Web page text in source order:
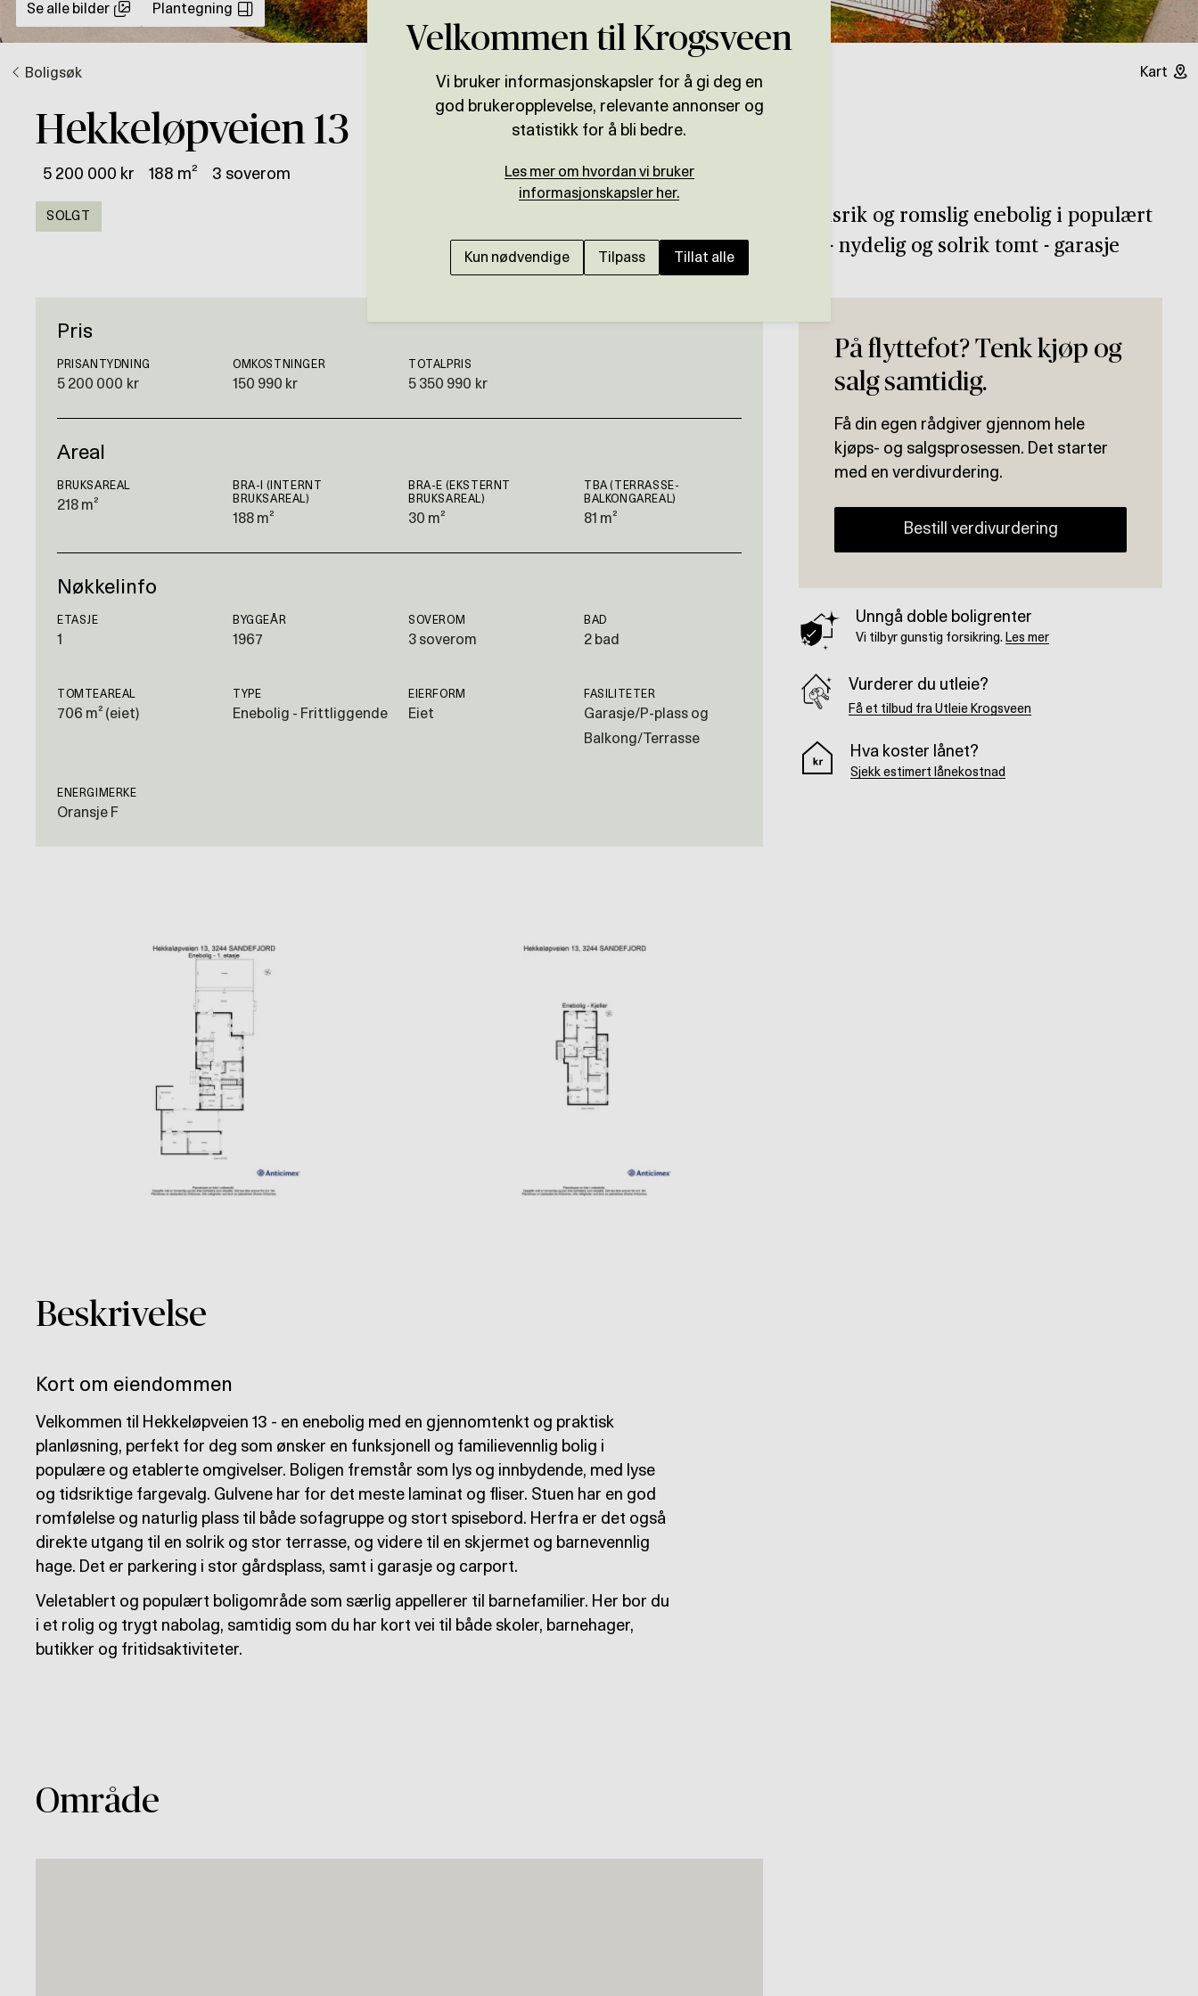
Se alle bilder Plantegning
Boligsøk Kart
Hekkeløpveien 13
5 200 000 kr 188 m² 3 soverom
SOLGT
BUGÅRDEN
Bud innkommet - Innholdsrik og romslig enebolig i populært
og barnevennlig område - nydelig og solrik tomt - garasje
Pris
PRISANTYDNING
5 200 000 kr
OMKOSTNINGER
150 990 kr
TOTALPRIS
5 350 990 kr
Areal
BRUKSAREAL
218 m²
BRA-I (INTERNT
BRUKSAREAL)
188 m²
BRA-E (EKSTERNT
BRUKSAREAL)
30 m²
TBA (TERRASSE-
BALKONGAREAL)
81 m²
Nøkkelinfo
ETASJE
1
BYGGEÅR
1967
SOVEROM
3 soverom
BAD
2 bad
TOMTEAREAL
706 m² (eiet)
TYPE
Enebolig - Frittliggende
EIERFORM
Eiet
FASILITETER
Garasje/P-plass og
Balkong/Terrasse
ENERGIMERKE
Oransje F
Beskrivelse
Kort om eiendommen
Velkommen til Hekkeløpveien 13 - en enebolig med en gjennomtenkt og praktisk
planløsning, perfekt for deg som ønsker en funksjonell og familievennlig bolig i
populære og etablerte omgivelser. Boligen fremstår som lys og innbydende, med lyse
og tidsriktige fargevalg. Gulvene har for det meste laminat og fliser. Stuen har en god
romfølelse og naturlig plass til både sofagruppe og stort spisebord. Herfra er det også
direkte utgang til en solrik og stor terrasse, og videre til en skjermet og barnevennlig
hage. Det er parkering i stor gårdsplass, samt i garasje og carport.
Veletablert og populært boligområde som særlig appellerer til barnefamilier. Her bor du
i et rolig og trygt nabolag, samtidig som du har kort vei til både skoler, barnehager,
butikker og fritidsaktiviteter.
Område
På flyttefot? Tenk kjøp og
salg samtidig.
Få din egen rådgiver gjennom hele
kjøps- og salgsprosessen. Det starter
med en verdivurdering.
Bestill verdivurdering
Unngå doble boligrenter
Vi tilbyr gunstig forsikring. Les mer
Vurderer du utleie?
Få et tilbud fra Utleie Krogsveen
Hva koster lånet?
Sjekk estimert lånekostnad
Velkommen til Krogsveen
Vi bruker informasjonskapsler for å gi deg en
god brukeropplevelse, relevante annonser og
statistikk for å bli bedre.
Les mer om hvordan vi bruker
informasjonskapsler her.
Kun nødvendige Tilpass Tillat alle